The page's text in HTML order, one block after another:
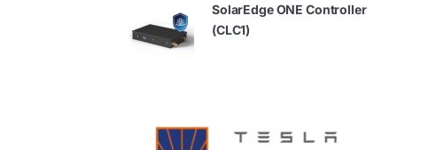
SolarEdge ONE Controller
(CLC1)